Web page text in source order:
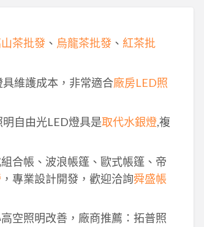
茶批發、 烏龍茶批發、 紅茶批
維護成本，非常適合廠房LED照
自由光LED燈具是取代水銀燈,複
合帳、波浪帳篷、歐式帳篷、帝
，專業設計開發，歡迎洽詢舜盛帳
空照明改善，廠商推薦：拓普照